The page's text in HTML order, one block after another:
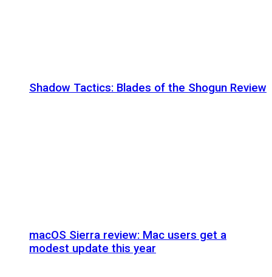
Shadow Tactics: Blades of the Shogun Review
macOS Sierra review: Mac users get a
modest update this year